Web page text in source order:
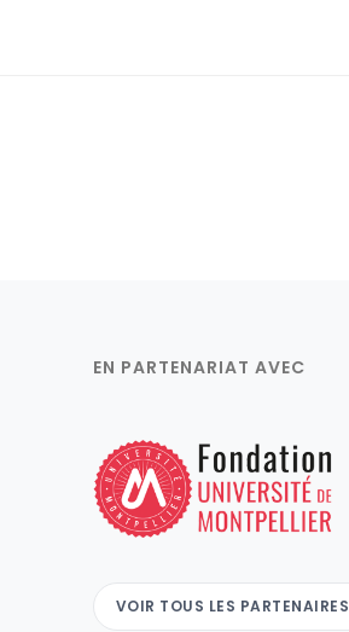
EN PARTENARIAT AVEC
VOIR TOUS LES PARTENAIRES